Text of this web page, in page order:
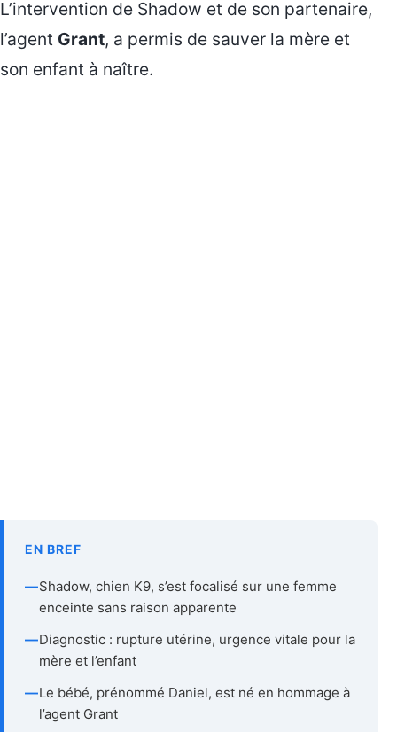
L’intervention de Shadow et de son partenaire,
l’agent Grant, a permis de sauver la mère et
son enfant à naître.
EN BREF
—Shadow, chien K9, s’est focalisé sur une femme
enceinte sans raison apparente
—Diagnostic : rupture utérine, urgence vitale pour la
mère et l’enfant
—Le bébé, prénommé Daniel, est né en hommage à
l’agent Grant